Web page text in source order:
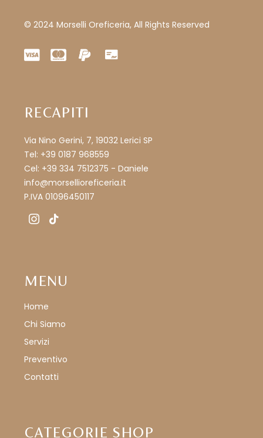
© 2024 Morselli Oreficeria, All Rights Reserved
RECAPITI
Via Nino Gerini, 7, 19032 Lerici SP
Tel: +39 0187 968559
Cel: +39 334 7512375 - Daniele
info@morsellioreficeria.it
P.IVA 01096450117
instagram
tiktok
MENU
Home
Chi Siamo
Servizi
Preventivo
Contatti
CATEGORIE SHOP